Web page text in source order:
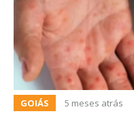
GOIÁS 5 meses atrás